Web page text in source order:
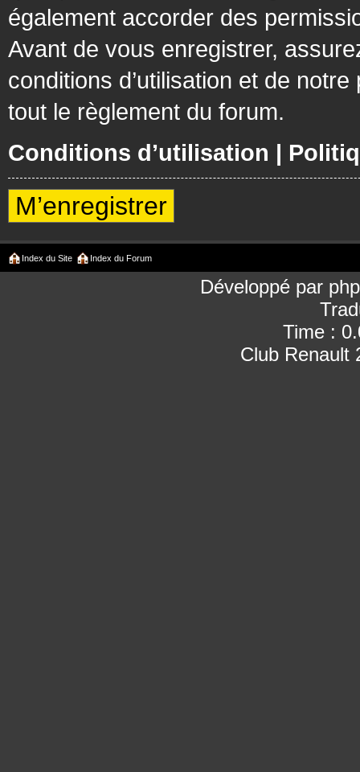
également accorder des
Avant de vous enregistrer,
conditions d’utilisation et de
tout le règlement du forum.
Conditions d’utilisation |
M’enregistrer
Index du Site Index du Forum
Développé par
Time :
Club Renault